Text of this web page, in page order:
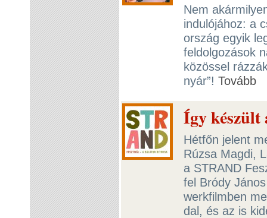
Nem
indulójához: a
ország egyik
feldolgozások
közössel
nyár”! Tovább
Így készült
Hétfőn jelent
Rúzsa Magdi,
a STRAND
fel Bródy
werkfilmben
dal, és az is